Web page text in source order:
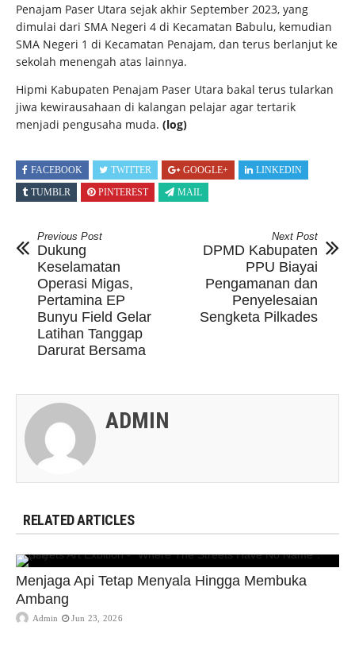
Penajam Paser Utara sejak akhir September 2023, yang
dimulai dari SMA Negeri 4 di Kecamatan Babulu, kemudian
SMA Negeri 1 di Kecamatan Penajam, dan terus berlanjut ke
sekolah menengah atas lainnya.
Hipmi Kabupaten Penajam Paser Utara bakal terus tularkan
jiwa kewirausahaan di kalangan pelajar agar tertarik
menjadi pengusaha muda. (log)
FACEBOOK TWITTER GOOGLE+
LINKEDIN
TUMBLR
PINTEREST MAIL
Previous Post
Dukung
Keselamatan
Operasi Migas,
Pertamina EP
Bunyu Field Gelar
Latihan Tanggap
Darurat Bersama
Next Post
DPMD Kabupaten
PPU Biayai
Pengamanan dan
Penyelesaian
Sengketa Pilkades
ADMIN
RELATED ARTICLES
Menjaga Api Tetap Menyala Hingga Membuka
Ambang
Admin Jun 23, 2026